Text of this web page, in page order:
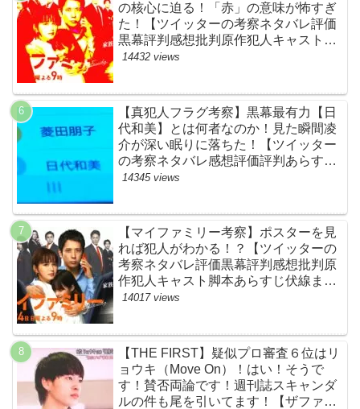
の核心に迫る！「赤」の意味が怖すぎ
た！【ツイッターの考察ネタバレ評価
黒幕評判感想批判原作犯人キャスト脚
本あらすじ伏線まとめ】
14432 views
【真犯人フラグ考察】黒幕最有力【日
代和美】とは何者なのか！見た瞬間凌
介が深い眠りに落ちた！【ツイッター
の考察ネタバレ感想評価評判あらすじ
原作犯人キャスト黒幕伏線まとめ】
14345 views
【マイファミリー考察】ポスターを見
れば犯人がわかる！？【ツイッターの
考察ネタバレ評価黒幕評判感想批判原
作犯人キャスト脚本あらすじ伏線まと
め】
14017 views
【THE FIRST】疑似プロ審査６位はリ
ョウキ（Move On）！はい！そうで
す！賛否両論です！週刊誌スキャンダ
ルの件も尾を引いてます！【ザファー